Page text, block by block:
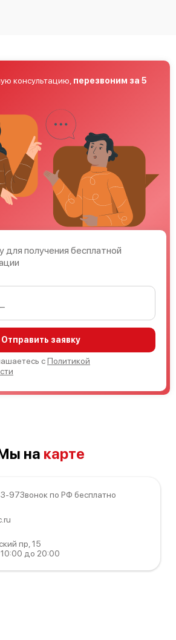
для получения бесплатной
Отправить заявку
сПолитикой
консультацию, перезвоним за 5
на карте
97Звонок по РФ бесплатно
пр, 15
до 20:00